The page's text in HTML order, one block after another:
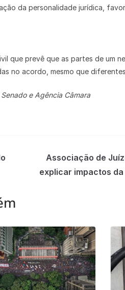
da personalidade jurídica,
que prevê que as partes de um
no acordo, mesmo que
e Agência Câmara
Associação de
explicar impactos